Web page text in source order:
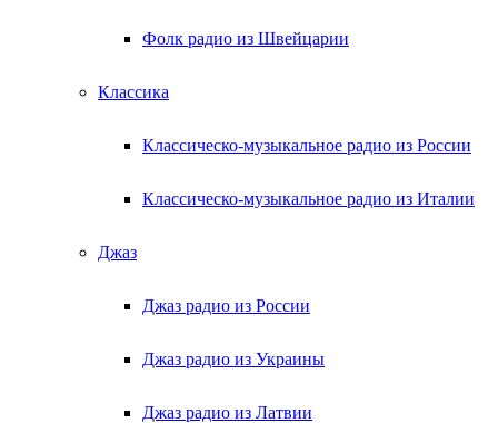
Фолк радио из Швейцарии
Классика
Классическо-музыкальное радио из России
Классическо-музыкальное радио из Италии
Джаз
Джаз радио из России
Джаз радио из Украины
Джаз радио из Латвии